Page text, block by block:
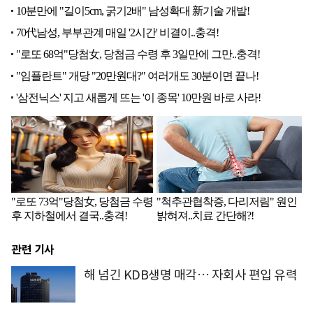
관련 기사
해 넘긴 KDB생명 매각… 자회사 편입 유력